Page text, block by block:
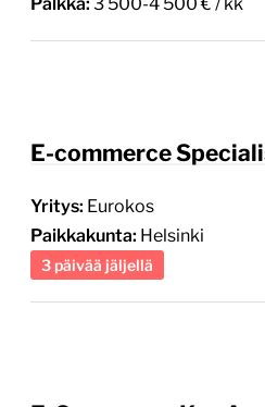
Yritys:Eurokos
3 päivää jäljellä